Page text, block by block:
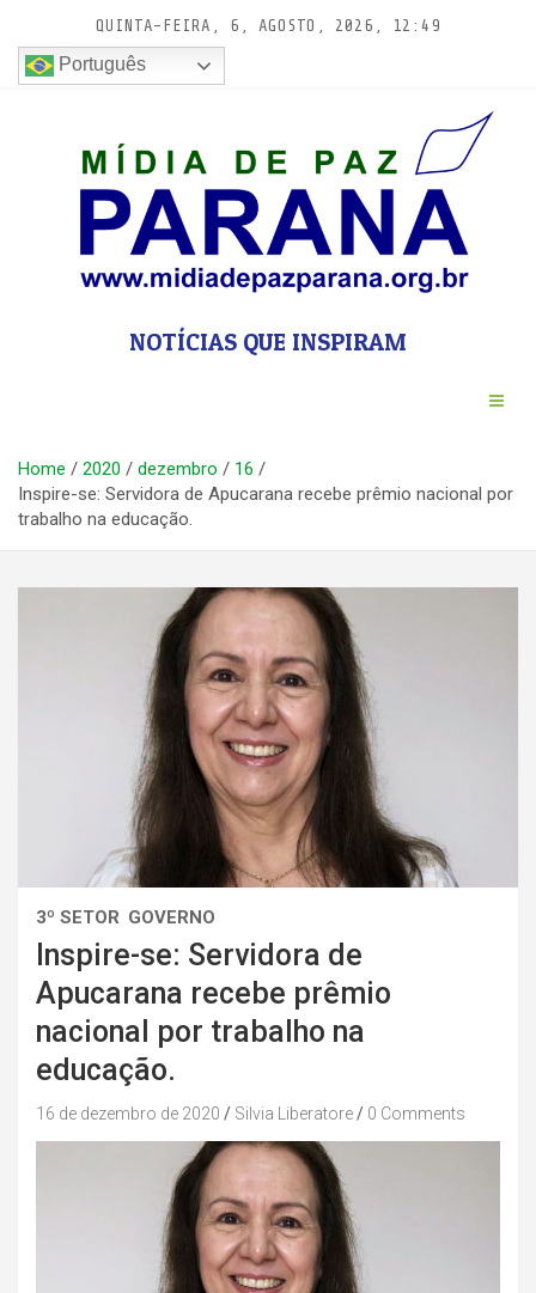
conteúdo
QUINTA-FEIRA, 6, AGOSTO, 2026, 12:49
Português
NOTÍCIAS QUE INSPIRAM
Home 2020 dezembro
16
Inspire-se: Servidora de Apucarana recebe prêmio nacional por
trabalho na educação.
3º SETOR GOVERNO
Inspire-se: Servidora de
Apucarana recebe prêmio
nacional por trabalho na
educação.
16 de dezembro de 2020 Silvia Liberatore 0 Comments